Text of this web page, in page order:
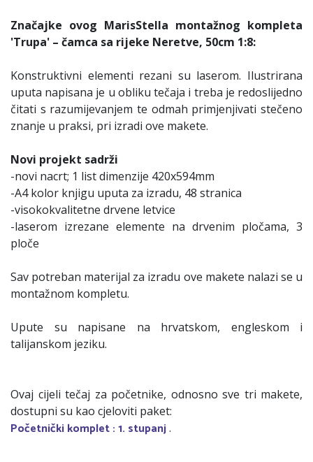
Značajke ovog MarisStella montažnog kompleta
'Trupa' – čamca sa rijeke Neretve, 50cm 1:8:
Konstruktivni elementi rezani su laserom. Ilustrirana
uputa napisana je u obliku tečaja i treba je redoslijedno
čitati s razumijevanjem te odmah primjenjivati stečeno
znanje u praksi, pri izradi ove makete.
Novi projekt sadrži
-novi nacrt; 1 list dimenzije 420x594mm
-A4 kolor knjigu uputa za izradu, 48 stranica
-visokokvalitetne drvene letvice
-laserom izrezane elemente na drvenim pločama, 3
ploče
Sav potreban materijal za izradu ove makete nalazi se u
montažnom kompletu.
Upute su napisane na hrvatskom, engleskom i
talijanskom jeziku.
Ovaj cijeli tečaj za početnike, odnosno sve tri makete,
dostupni su kao cjeloviti paket:
Početnički komplet : 1. stupanj.